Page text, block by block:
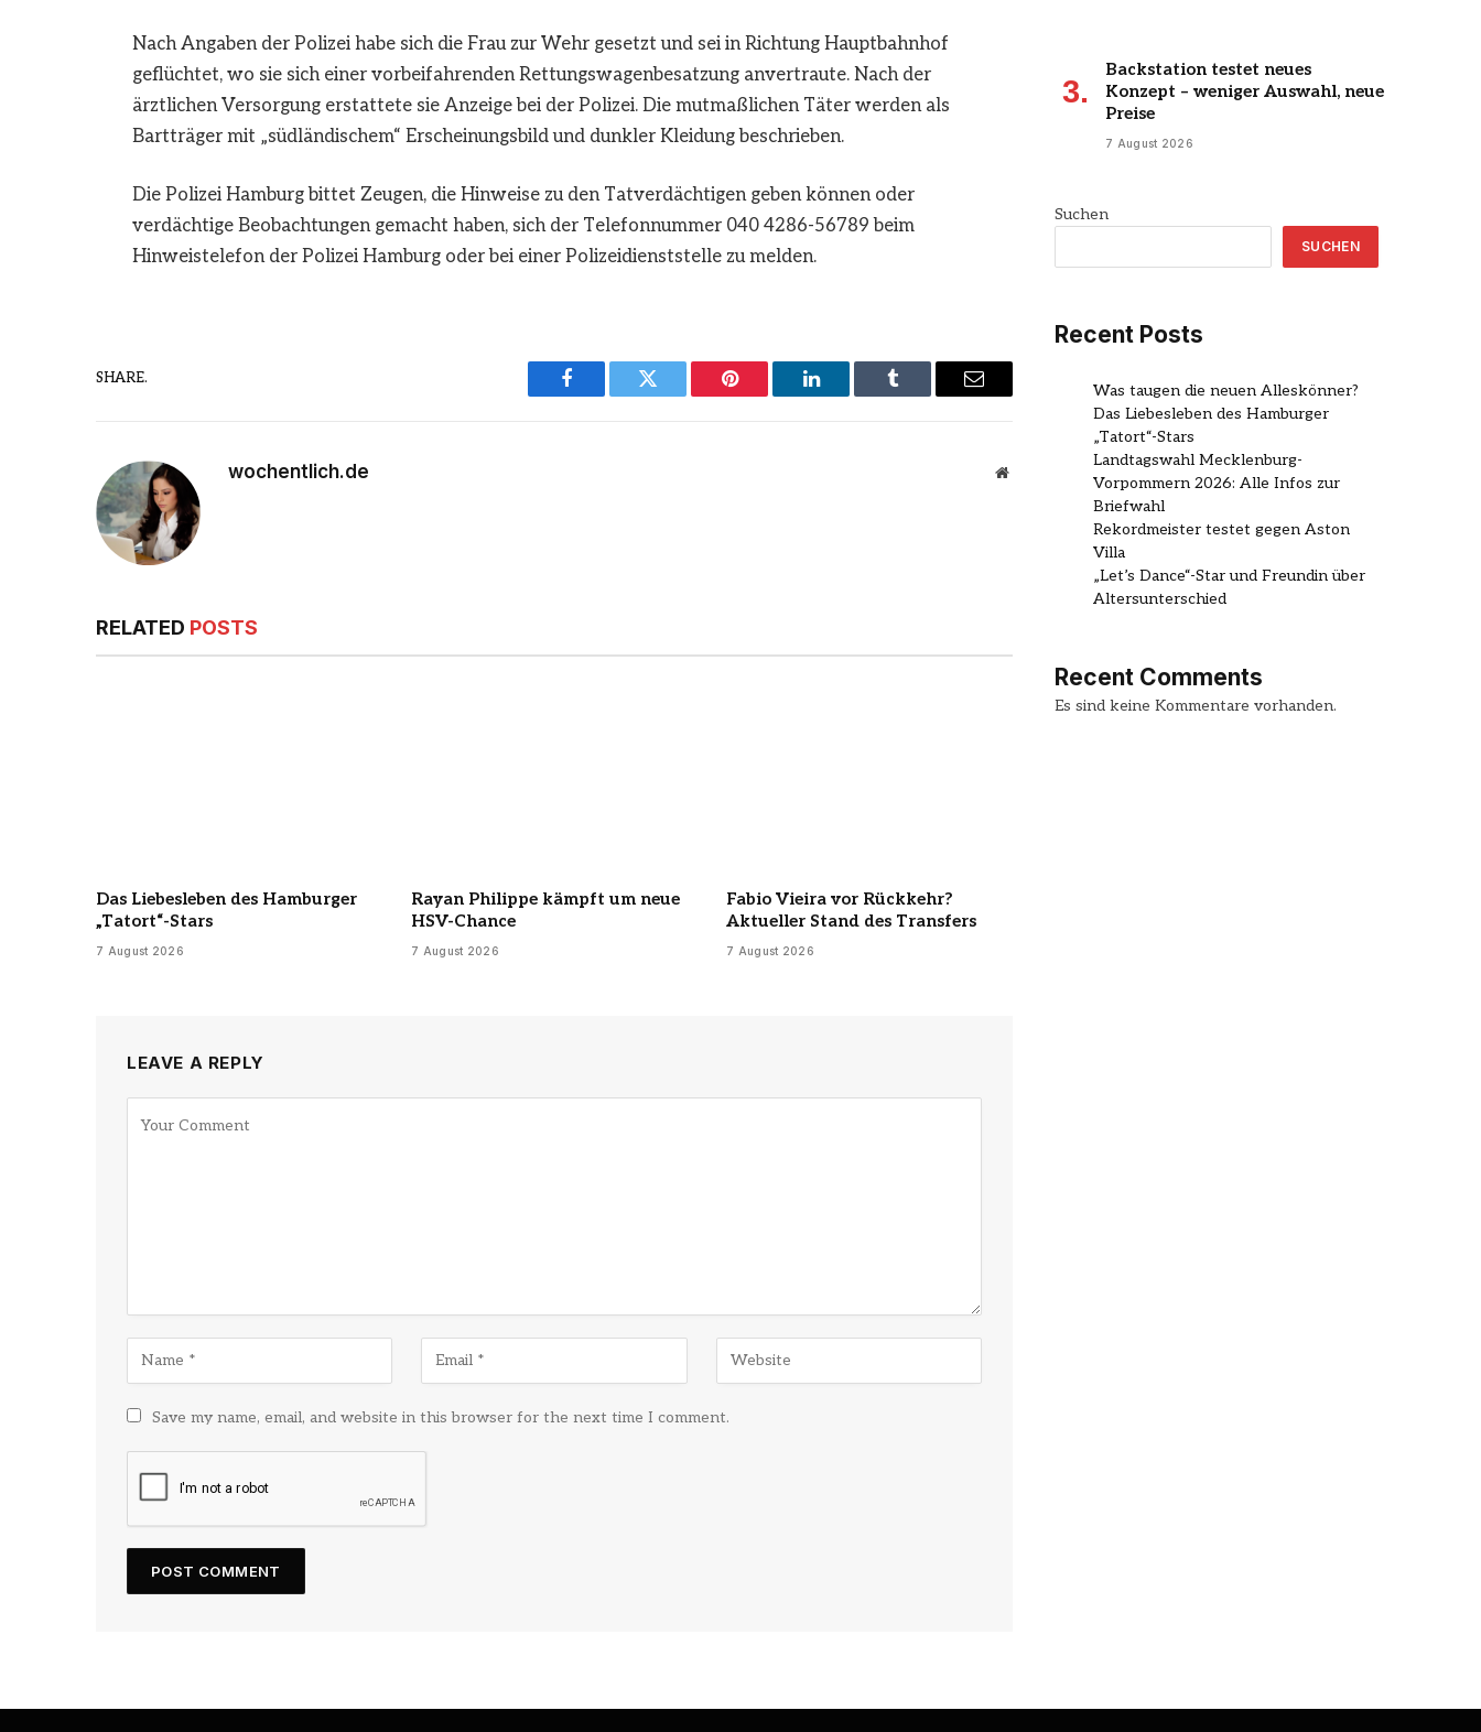
Nach Angaben der Polizei habe sich die Frau zur Wehr gesetzt und sei in Richtung Hauptbahnhof
geflüchtet, wo sie sich einer vorbeifahrenden Rettungswagenbesatzung anvertraute. Nach der
ärztlichen Versorgung erstattete sie Anzeige bei der Polizei. Die mutmaßlichen Täter werden als
Bartträger mit „südländischem“ Erscheinungsbild und dunkler Kleidung beschrieben.
Die Polizei Hamburg bittet Zeugen, die Hinweise zu den Tatverdächtigen geben können oder
verdächtige Beobachtungen gemacht haben, sich der Telefonnummer 040 4286-56789 beim
Hinweistelefon der Polizei Hamburg oder bei einer Polizeidienststelle zu melden.
SHARE.
Facebook Twitter Pinterest LinkedIn Tumblr Email
wochentlich.de Website
RELATED POSTS
Das Liebesleben des Hamburger
„Tatort“-Stars
7 August 2026
Rayan Philippe kämpft um neue
HSV-Chance
7 August 2026
Fabio Vieira vor Rückkehr?
Aktueller Stand des Transfers
7 August 2026
LEAVE A REPLY
Save my name, email, and website in this browser for the next time I comment.
Backstation testet neues
Konzept – weniger Auswahl, neue
Preise
7 August 2026
Suchen
SUCHEN
Recent Posts
Was taugen die neuen Alleskönner?
Das Liebesleben des Hamburger
„Tatort“-Stars
Landtagswahl Mecklenburg-
Vorpommern 2026: Alle Infos zur
Briefwahl
Rekordmeister testet gegen Aston
Villa
„Let’s Dance“-Star und Freundin über
Altersunterschied
Recent Comments
Es sind keine Kommentare vorhanden.